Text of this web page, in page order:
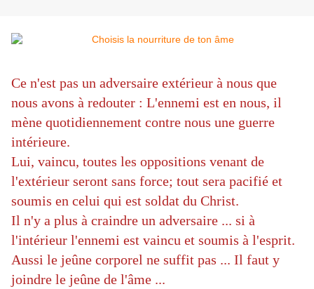
Ce n'est pas un adversaire extérieur à nous que
nous avons à redouter : L'ennemi est en nous, il
mène quotidiennement contre nous une guerre
intérieure.
Lui, vaincu, toutes les oppositions venant de
l'extérieur seront sans force; tout sera pacifié et
soumis en celui qui est soldat du Christ.
Il n'y a plus à craindre un adversaire ... si à
l'intérieur l'ennemi est vaincu et soumis à l'esprit.
Aussi le jeûne corporel ne suffit pas ... Il faut y
joindre le jeûne de l'âme ...